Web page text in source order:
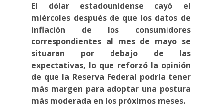
El dólar estadounidense cayó el
miércoles después de que los datos de
inflación de los consumidores
correspondientes al mes de mayo se
situaran por debajo de las
expectativas, lo que reforzó la opinión
de que la Reserva Federal podría tener
más margen para adoptar una postura
más moderada en los próximos meses.